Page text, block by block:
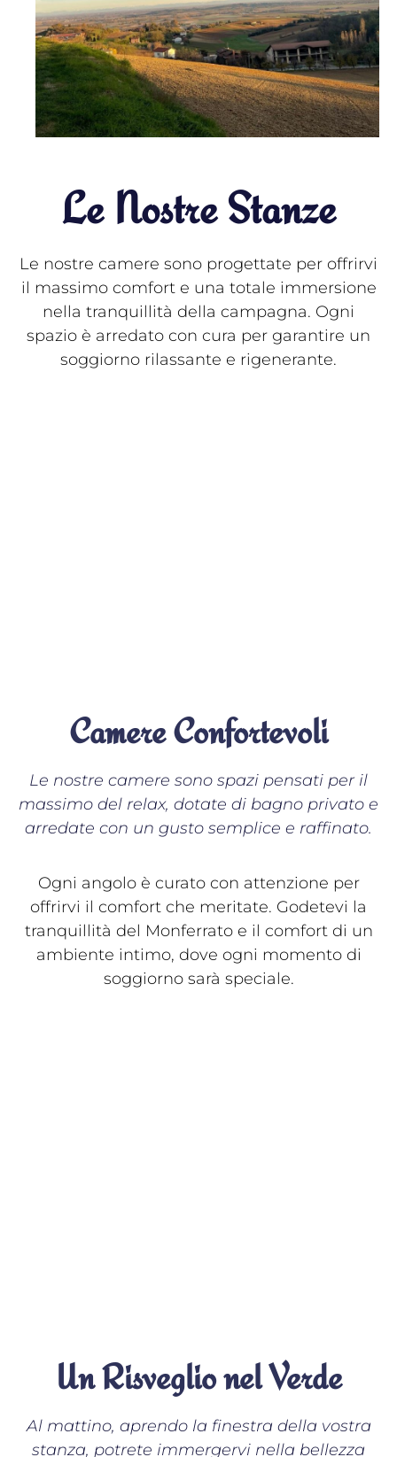
Le Nostre Stanze
Le nostre camere sono progettate per offrirvi
il massimo comfort e una totale immersione
nella tranquillità della campagna. Ogni
spazio è arredato con cura per garantire un
soggiorno rilassante e rigenerante.
Camere Confortevoli
Le nostre camere sono spazi pensati per il
massimo del relax, dotate di bagno privato e
arredate con un gusto semplice e raffinato.
Ogni angolo è curato con attenzione per
offrirvi il comfort che meritate. Godetevi la
tranquillità del Monferrato e il comfort di un
ambiente intimo, dove ogni momento di
soggiorno sarà speciale.
Un Risveglio nel Verde
Al mattino, aprendo la finestra della vostra
stanza, potrete immergervi nella bellezza